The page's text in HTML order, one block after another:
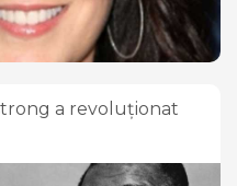
a revoluționat